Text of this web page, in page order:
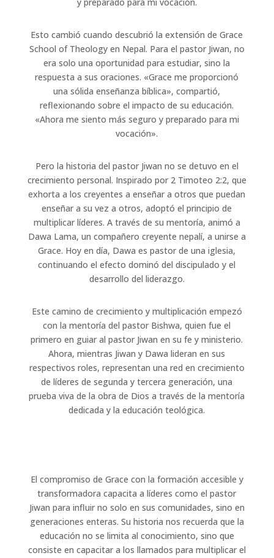
Esto cambió cuando descubrió la extensión de Grace
School of Theology en Nepal. Para el pastor Jiwan, no
era solo una oportunidad para estudiar, sino la
respuesta a sus oraciones. «Grace me proporcionó
una sólida enseñanza bíblica», compartió,
reflexionando sobre el impacto de su educación.
«Ahora me siento más seguro y preparado para mi
vocación».
Pero la historia del pastor Jiwan no se detuvo en el
crecimiento personal. Inspirado por 2 Timoteo 2:2, que
exhorta a los creyentes a enseñar a otros que puedan
enseñar a su vez a otros, adoptó el principio de
multiplicar líderes. A través de su mentoría, animó a
Dawa Lama, un compañero creyente nepalí, a unirse a
Grace. Hoy en día, Dawa es pastor de una iglesia,
continuando el efecto dominó del discipulado y el
desarrollo del liderazgo.
Este camino de crecimiento y multiplicación empezó
con la mentoría del pastor Bishwa, quien fue el
primero en guiar al pastor Jiwan en su fe y ministerio.
Ahora, mientras Jiwan y Dawa lideran en sus
respectivos roles, representan una red en crecimiento
de líderes de segunda y tercera generación, una
prueba viva de la obra de Dios a través de la mentoría
dedicada y la educación teológica.
El compromiso de Grace con la formación accesible y
transformadora capacita a líderes como el pastor
Jiwan para influir no solo en sus comunidades, sino en
generaciones enteras. Su historia nos recuerda que la
educación no se limita al conocimiento, sino que
consiste en capacitar a los llamados para multiplicar el